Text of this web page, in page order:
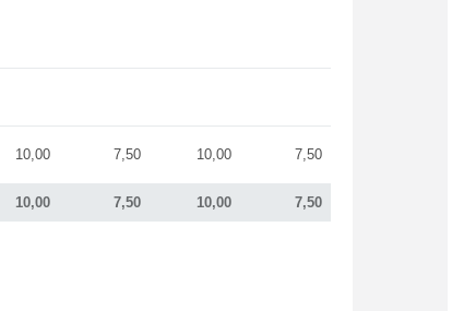
10,00 7,50 10,00 7,50
10,00 7,50 10,00 7,50